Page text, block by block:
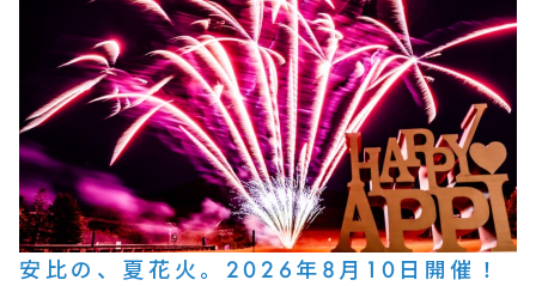
安比の、夏花火。2026年8月10日開催！